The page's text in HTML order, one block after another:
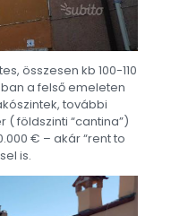
összesen kb 100-110
a felső emeleten
további
földszinti “cantina”)
€ – akár “rent to
is.